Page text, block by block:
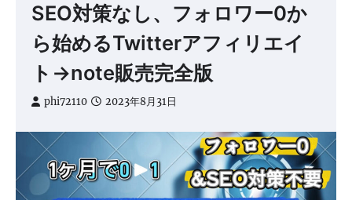
SEO対策なし、フォロワー0か
ら始めるTwitterアフィリエイ
ト→note販売完全版
phi72110 2023年8月31日